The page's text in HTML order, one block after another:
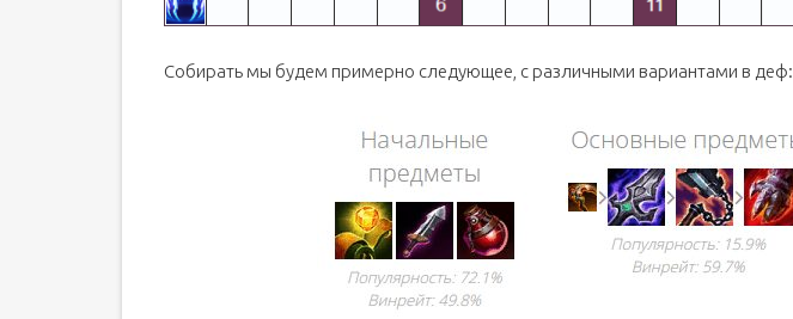
Собирать мы будем примерно следующее, с различными вариантами в деф: